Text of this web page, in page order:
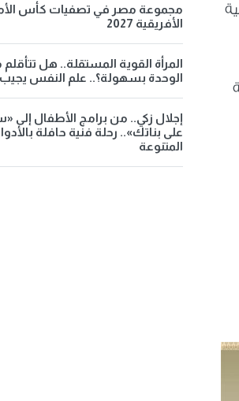
مجموعة مصر في تصفيات كأس
الأفريقية 2027
المرأة القوية المستقلة.. هل
الوحدة بسهولة؟.. علم النفس يجيب
إجلال زكي.. من برامج الأطفال إلى
على بناتك».. رحلة فنية حافلة
المتنوعة